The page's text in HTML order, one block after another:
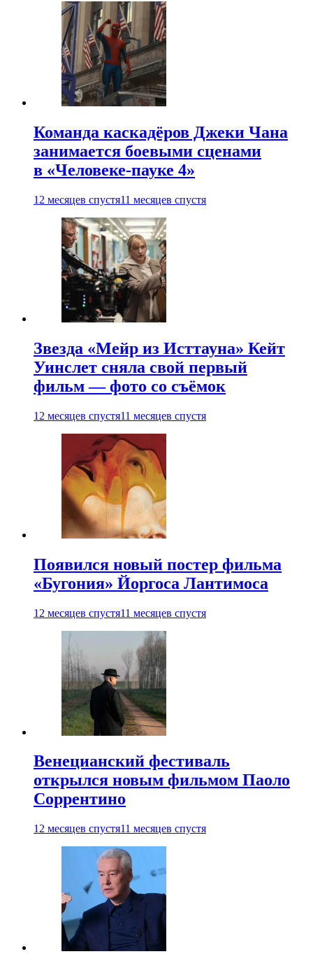
Команда каскадёров Джеки Чана
занимается боевыми сценами
в «Человеке-пауке 4»
12 месяцев спустя11 месяцев спустя
Звезда «Мейр из Исттауна» Кейт
Уинслет сняла свой первый
фильм — фото со съёмок
12 месяцев спустя11 месяцев спустя
Появился новый постер фильма
«Бугония» Йоргоса Лантимоса
12 месяцев спустя11 месяцев спустя
Венецианский фестиваль
открылся новым фильмом Паоло
Соррентино
12 месяцев спустя11 месяцев спустя